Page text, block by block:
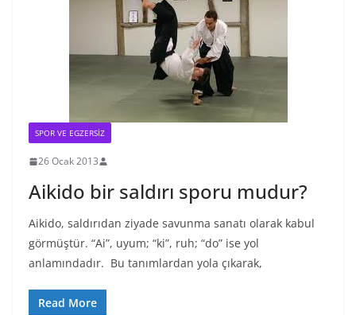
SPOR VE EGZERSIZ
26 Ocak 2013
Aikido bir saldırı sporu mudur?
Aikido, saldırıdan ziyade savunma sanatı olarak kabul
görmüştür. “Ai”, uyum; “ki”, ruh; “do” ise yol
anlamındadır. Bu tanımlardan yola çıkarak,
Read More